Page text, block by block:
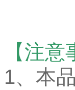
【注意
1、本